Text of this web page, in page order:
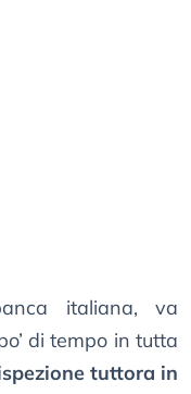
italiana, va
di tempo in tutta
tuttora in